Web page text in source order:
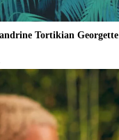
Tortikian Georgette